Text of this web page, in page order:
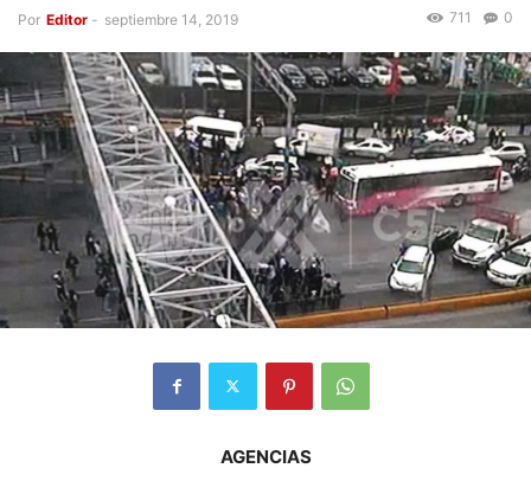
Por Editor - septiembre 14, 2019 0
711
AGENCIAS